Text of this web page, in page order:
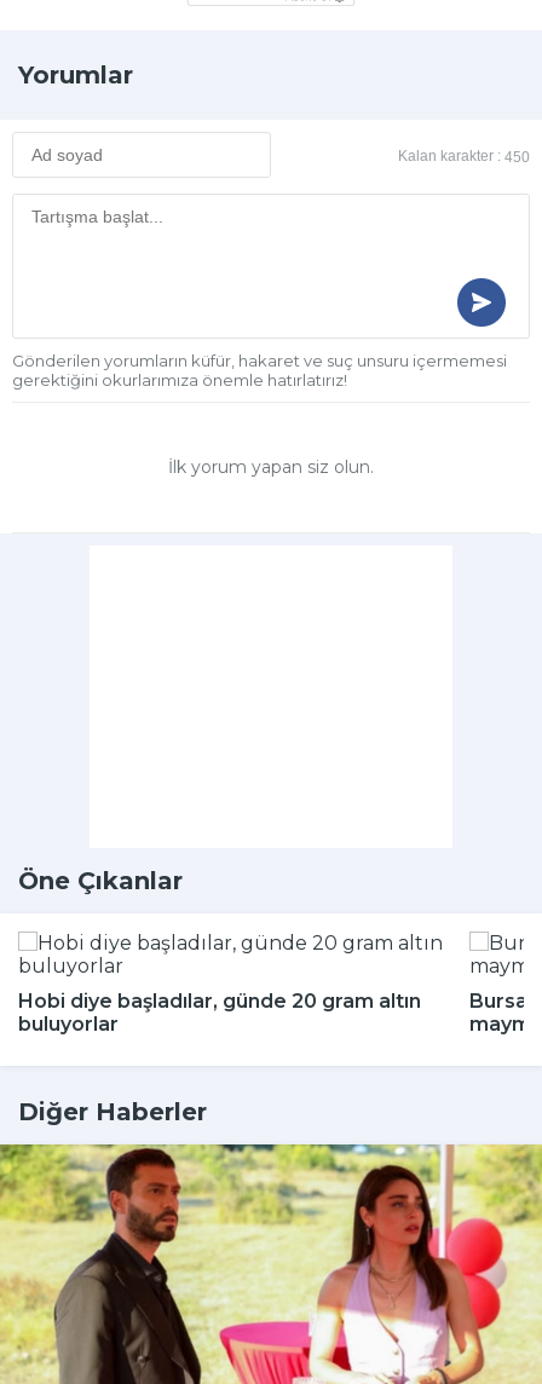
Yorumlar
Kalan karakter : 450
Gönderilen yorumların küfür, hakaret ve suç unsuru içermemesi
gerektiğini okurlarımıza önemle hatırlatırız!
İlk yorum yapan siz olun.
Öne Çıkanlar
Hobi diye başladılar, günde 20 gram altın
buluyorlar
Diğer Haberler